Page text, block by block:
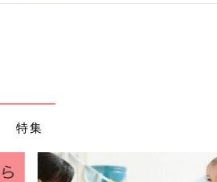
特集